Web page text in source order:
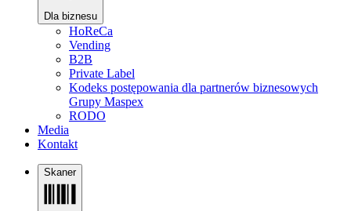
Dla biznesu
HoReCa
Vending
B2B
Private Label
Kodeks postępowania dla partnerów biznesowych
Grupy Maspex
RODO
Media
Kontakt
Skaner